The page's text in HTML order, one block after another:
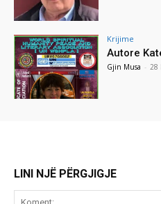
Krijime
Autore
Gjin Musa - 28
LINI NJË PËRGJIGJE